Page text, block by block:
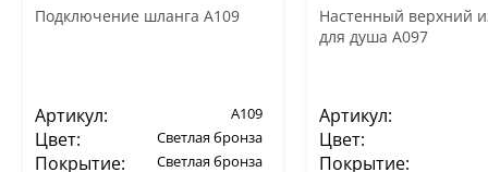
Подключение шланга A109
Артикул: A109
Цвет: Светлая бронза
Покрытие: Светлая бронза
Настенный верхний
для душа A097
Артикул:
Цвет:
Покрытие: